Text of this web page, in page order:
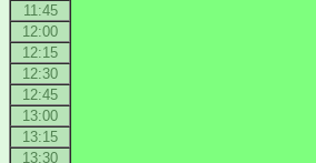
11:45
12:00
12:15
12:30
12:45
13:00
13:15
13:30